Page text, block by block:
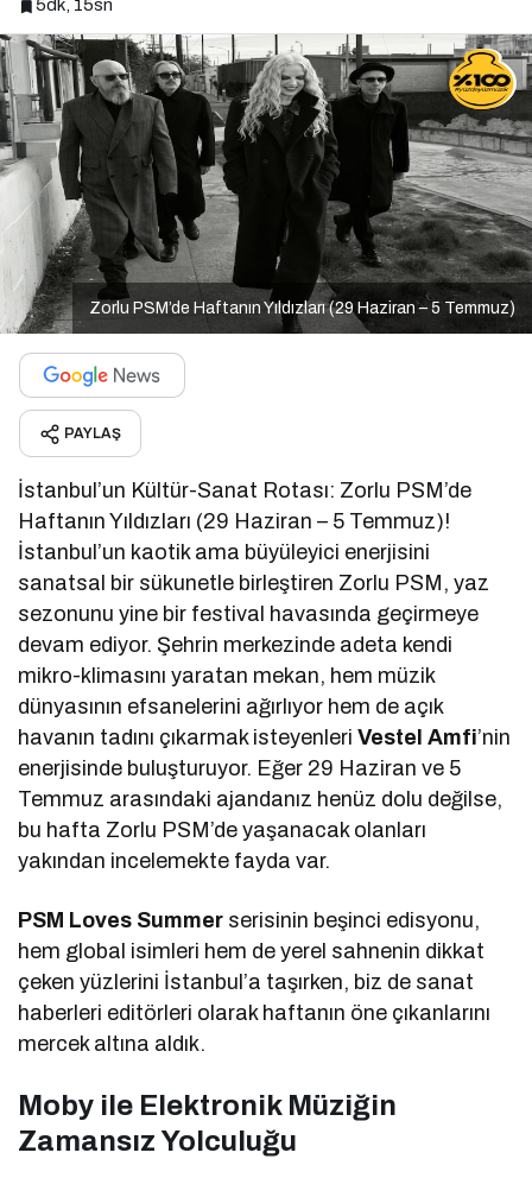
5dk, 15sn
Zorlu PSM’de Haftanın Yıldızları (29 Haziran – 5 Temmuz)
PAYLAŞ
İstanbul’un Kültür-Sanat Rotası: Zorlu PSM’de
Haftanın Yıldızları (29 Haziran – 5 Temmuz)!
İstanbul’un kaotik ama büyüleyici enerjisini
sanatsal bir sükunetle birleştiren Zorlu PSM, yaz
sezonunu yine bir festival havasında geçirmeye
devam ediyor. Şehrin merkezinde adeta kendi
mikro-klimasını yaratan mekan, hem müzik
dünyasının efsanelerini ağırlıyor hem de açık
havanın tadını çıkarmak isteyenleriVestel Amfi’nin
enerjisinde buluşturuyor. Eğer 29 Haziran ve 5
Temmuz arasındaki ajandanız henüz dolu değilse,
bu hafta Zorlu PSM’de yaşanacak olanları
yakından incelemekte fayda var.
PSM Loves Summer serisinin beşinci edisyonu,
hem global isimleri hem de yerel sahnenin dikkat
çeken yüzlerini İstanbul’a taşırken, biz de sanat
haberleri editörleri olarak haftanın öne çıkanlarını
mercek altına aldık.
Moby ile Elektronik Müziğin
Zamansız Yolculuğu